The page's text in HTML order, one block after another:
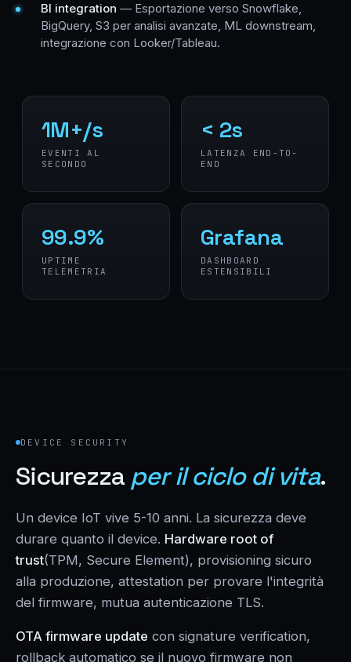
1M+/s
EVENTI AL
SECONDO
< 2s
LATENZA END-TO-
END
99.9%
UPTIME
TELEMETRIA
Grafana
DASHBOARD
ESTENSIBILI
BI integration — Esportazione verso Snowflake,
BigQuery, S3 per analisi avanzate, ML downstream,
integrazione con Looker/Tableau.
DEVICE SECURITY
Sicurezza per il ciclo di vita.
Un device IoT vive 5-10 anni. La sicurezza deve
durare quanto il device. Hardware root of
trust(TPM, Secure Element), provisioning sicuro
alla produzione, attestation per provare l'integrità
del firmware, mutua autenticazione TLS.
OTA firmware update con signature verification,
rollback automatico se il nuovo firmware non